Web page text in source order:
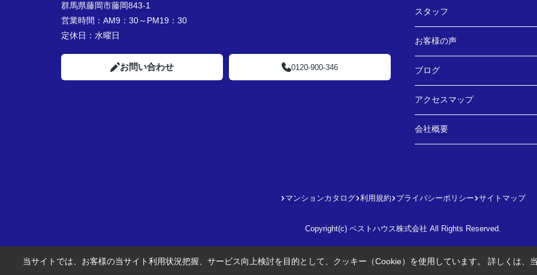
群馬県藤岡市藤岡843-1
営業時間： AM9：30～PM19：30
定休日： 水曜日
お問い合わせ 0120-900-346
スタッフ
お客様の声
ブログ
アクセスマップ
会社概要
マンションカタログ 利用規約 プライバシーポリシー サイトマップ
Copyright(c) ベストハウス株式会社 All Rights Reserved.
当サイトでは、お客様の当サイト利用状況把握、サービス向上検討を目的として、クッキー（Cookie）を使用しています。 詳しくは、